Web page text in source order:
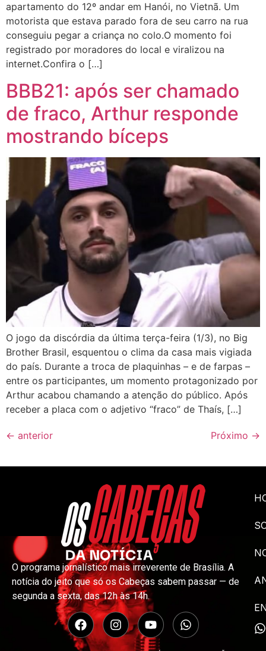
apartamento do 12º andar em Hanói, no Vietnã. Um
motorista que estava parado fora de seu carro na rua
conseguiu pegar a criança no colo.O momento foi
registrado por moradores do local e viralizou na
internet.Confira o […]
BBB21: após ser chamado
de fraco, Arthur responde
mostrando bíceps
O jogo da discórdia da última terça-feira (1/3), no Big
Brother Brasil, esquentou o clima da casa mais vigiada
do país. Durante a troca de plaquinhas – e de farpas –
entre os participantes, um momento protagonizado por
Arthur acabou chamando a atenção do público. Após
receber a placa com o adjetivo “fraco” de Thaís, […]
← anterior Próximo →
O programa jornalístico mais irreverente de Brasília. A
notícia do jeito que só os Cabeças sabem passar — de
segunda a sexta, das 12h às 14h.